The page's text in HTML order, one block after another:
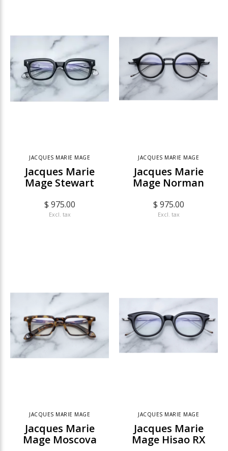
JACQUES MARIE MAGE
Jacques Marie
Mage Stewart
$ 975.00
Excl. tax
JACQUES MARIE MAGE
Jacques Marie
Mage Norman
$ 975.00
Excl. tax
JACQUES MARIE MAGE
Jacques Marie
Mage Moscova
JACQUES MARIE MAGE
Jacques Marie
Mage Hisao RX